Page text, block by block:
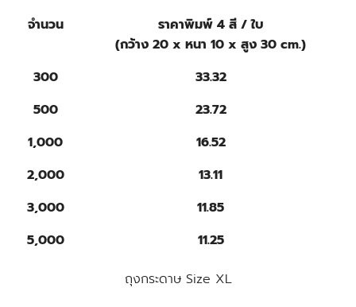
จำนวน
ราคาพิมพ์ 4 สี / ใบ
(กว้าง 20 x หนา 10 x สูง 30 cm.)
300
33.32
500
23.72
1,000
16.52
2,000
13.11
3,000
11.85
5,000
11.25
ถุงกระดาษ Size XL